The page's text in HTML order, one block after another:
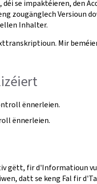
se impaktéieren, den
Versioun
Inhalter.
Mir
ënnerleien.
ënnerleien.
fir d'Informatioun
datt se keng Fal fir